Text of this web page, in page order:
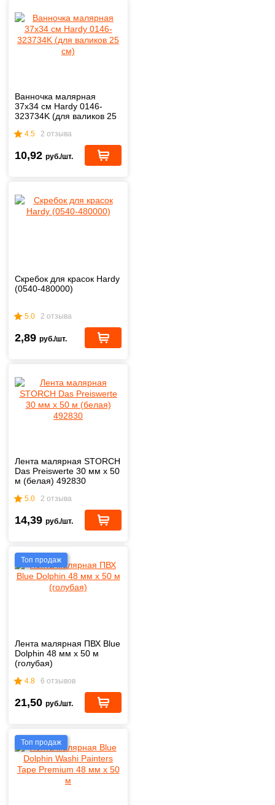
Ванночка малярная
37х34 см Hardy 0146-
323734K (для валиков 25
4.5 2 отзыва
10,92 руб./шт.
Скребок для красок Hardy
(0540-480000)
5.0 2 отзыва
2,89 руб./шт.
Лента малярная STORCH
Das Preiswerte 30 мм х 50
м (белая) 492830
5.0 2 отзыва
14,39 руб./шт.
Топ продаж
Лента малярная ПВХ Blue
Dolphin 48 мм х 50 м
(голубая)
4.8 6 отзывов
21,50 руб./шт.
Топ продаж